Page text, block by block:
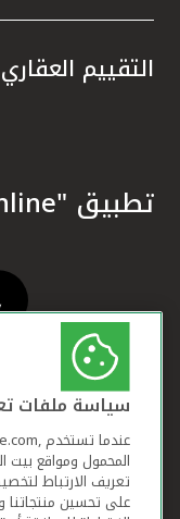
التقييم العقاري
تطبيق "KFHOnline" للهواتف الذكية
سياسة ملفات
المحمول ومواقع بيت
تعريف الارتباط
على تحسين